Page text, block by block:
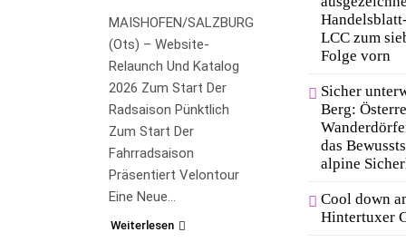
MAISHOFEN/SALZBURG
(ots) – Website-
Relaunch Und Katalog
2026 Zum Start Der
Radsaison Pünktlich
Zum Start Der
Fahrradsaison
Präsentiert Velontour
Eine Neue…
Weiterlesen
LCC zum
Folge vorn
Sicher
Berg:
das
alpine
Cool down
Hintertuxer